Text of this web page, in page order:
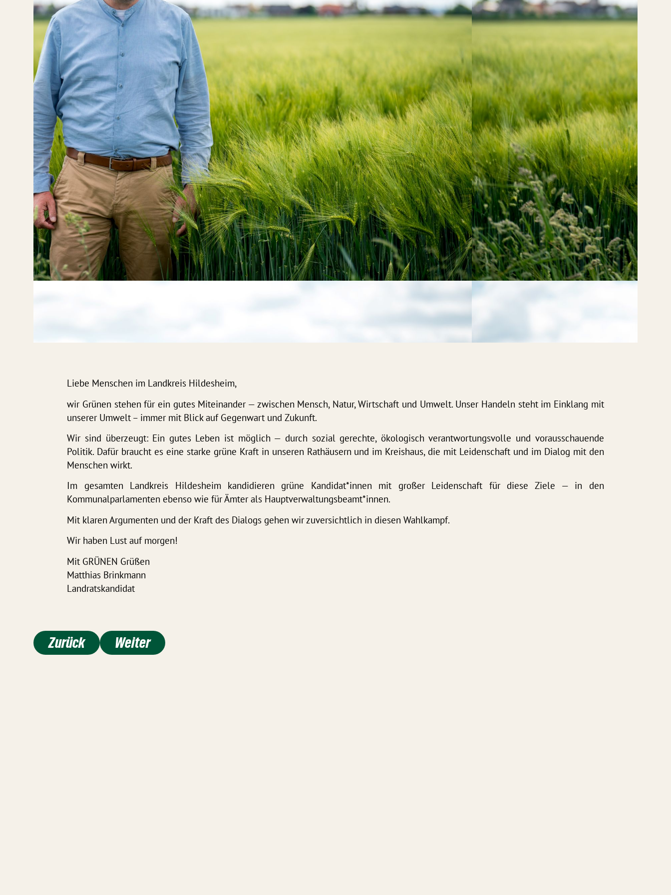
Liebe Menschen im Landkreis Hildesheim,
wir Grünen stehen für ein gutes Miteinander — zwischen Mensch, Natur, Wirtschaft und Umwelt. Unser Handeln steht im Einklang mit
unserer Umwelt – immer mit Blick auf Gegenwart und Zukunft.
Wir sind überzeugt: Ein gutes Leben ist möglich — durch sozial gerechte, ökologisch verantwortungsvolle und vorausschauende
Politik. Dafür braucht es eine starke grüne Kraft in unseren Rathäusern und im Kreishaus, die mit Leidenschaft und im Dialog mit den
Menschen wirkt.
Im gesamten Landkreis Hildesheim kandidieren grüne Kandidat*innen mit großer Leidenschaft für diese Ziele — in den
Kommunalparlamenten ebenso wie für Ämter als Hauptverwaltungsbeamt*innen.
Mit klaren Argumenten und der Kraft des Dialogs gehen wir zuversichtlich in diesen Wahlkampf.
Wir haben Lust auf morgen!
Mit GRÜNEN Grüßen
Matthias Brinkmann
Landratskandidat
Zurück Weiter